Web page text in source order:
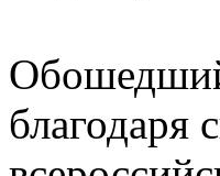
благодаря